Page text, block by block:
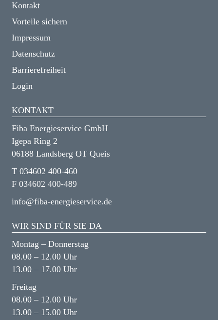
Kontakt
Vorteile sichern
Impressum
Datenschutz
Barrierefreiheit
Login
KONTAKT
Fiba Energieservice GmbH
Igepa Ring 2
06188 Landsberg OT Queis
T 034602 400-460
F 034602 400-489
info@fiba-energieservice.de
WIR SIND FÜR SIE DA
Montag – Donnerstag
08.00 – 12.00 Uhr
13.00 – 17.00 Uhr
Freitag
08.00 – 12.00 Uhr
13.00 – 15.00 Uhr